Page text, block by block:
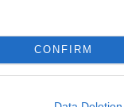
CONFIRM